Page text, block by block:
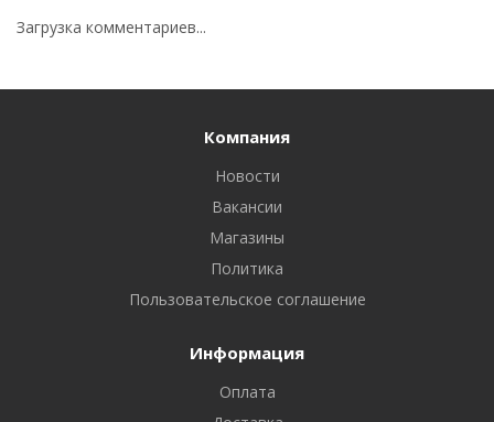
Загрузка комментариев...
Компания
Новости
Вакансии
Магазины
Политика
Пользовательское соглашение
Информация
Оплата